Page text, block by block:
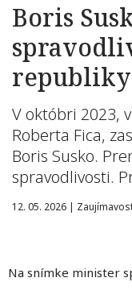
Boris
republiky
V októbri 2023,
Roberta Fica,
Boris Susko.
spravodlivosti.
12. 05. 2026 |
Na snímke minister